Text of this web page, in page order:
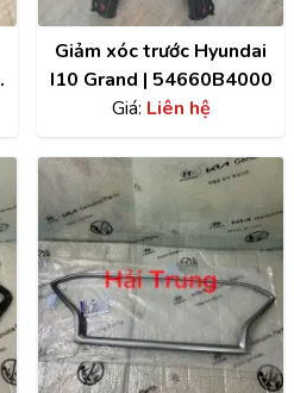
Giảm xóc trước Hyundai
I10 Grand | 54660B4000
Giá: Liên hệ